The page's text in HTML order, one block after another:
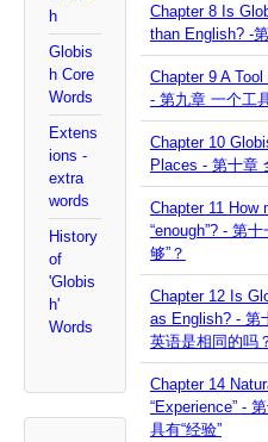
h
Globis
h Core
Words
Extens
ions -
extra
words
History
of
'Globis
h'
Words
Chapter 8 Is
than English? -
Chapter 9 A
- 第九章 一个工
Chapter 10
Places - 第十章
Chapter 11 How
“enough”? - 第
够”？
Chapter 12 Is
as English? - 第
英语是相同的吗
Chapter 14
“Experience” -
具有“经验”